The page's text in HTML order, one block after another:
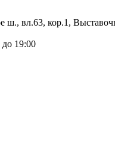
ш., вл.63, кор.1,
19:00